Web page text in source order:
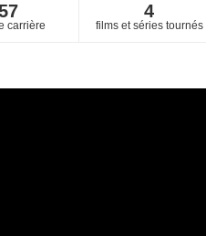
carrière
4
films et séries tournés